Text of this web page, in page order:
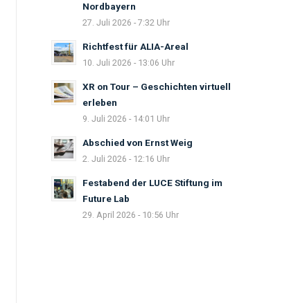
Nordbayern
27. Juli 2026 - 7:32 Uhr
Richtfest für ALIA-Areal
10. Juli 2026 - 13:06 Uhr
XR on Tour – Geschichten virtuell
erleben
9. Juli 2026 - 14:01 Uhr
Abschied von Ernst Weig
2. Juli 2026 - 12:16 Uhr
Festabend der LUCE Stiftung im
Future Lab
29. April 2026 - 10:56 Uhr